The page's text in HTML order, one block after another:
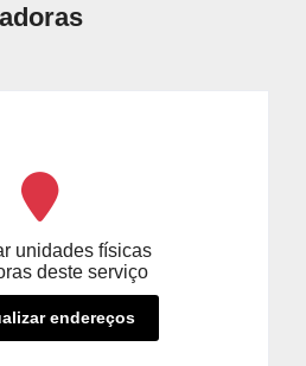
unidades físicas
deste serviço
endereços